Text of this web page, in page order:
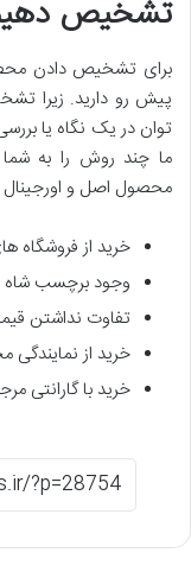
تشخیص
برای تشخیص دادن
پیش رو دارید. زیرا
توان در یک نگاه یا
ما چند روش را به شما
محصول اصل و اورجینال
خرید از فروشگاه
وجود برچسب شاه
تفاوت نداشتن
خرید از
خرید با گارانتی